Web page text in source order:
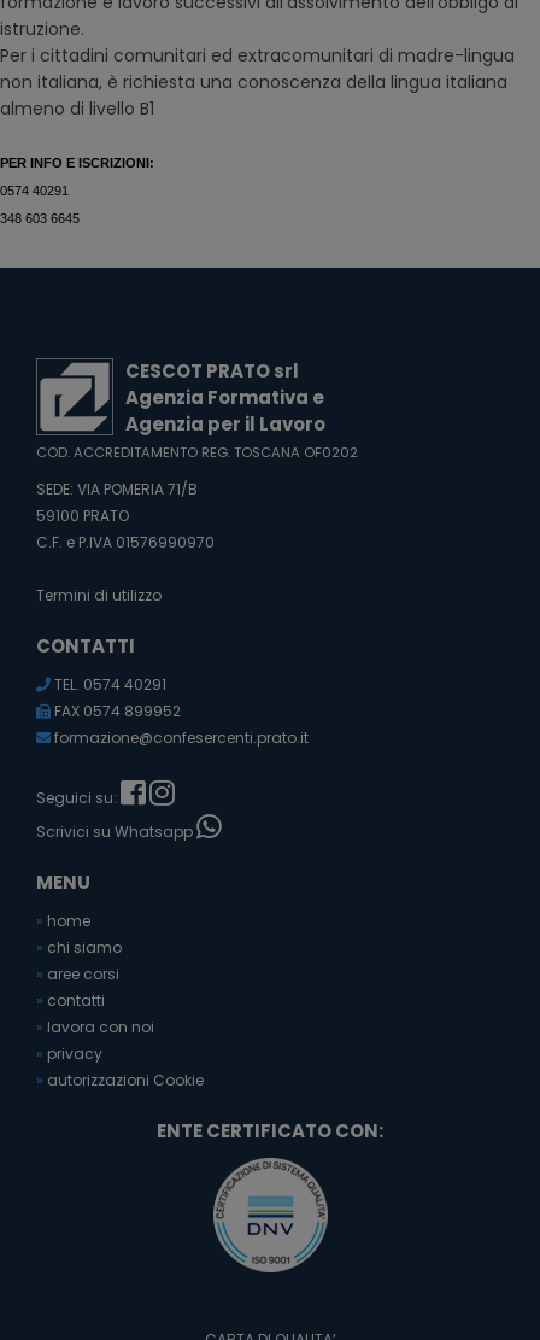
istruzione.
Per i cittadini comunitari ed extracomunitari di madre-lingua
non italiana, è richiesta una conoscenza della lingua italiana
almeno di livello B1
PER INFO E ISCRIZIONI:
0574 40291
348 603 6645
CESCOT PRATO srl
Agenzia Formativa e
Agenzia per il Lavoro
COD. ACCREDITAMENTO REG. TOSCANA OF0202
SEDE: VIA POMERIA 71/B
59100 PRATO
C.F. e P.IVA 01576990970
Termini di utilizzo
CONTATTI
TEL. 0574 40291
FAX 0574 899952
formazione@confesercenti.prato.it
Seguici su:
Scrivici su Whatsapp
MENU
» home
» chi siamo
» aree corsi
» contatti
» lavora con noi
» privacy
» autorizzazioni Cookie
ENTE CERTIFICATO CON: